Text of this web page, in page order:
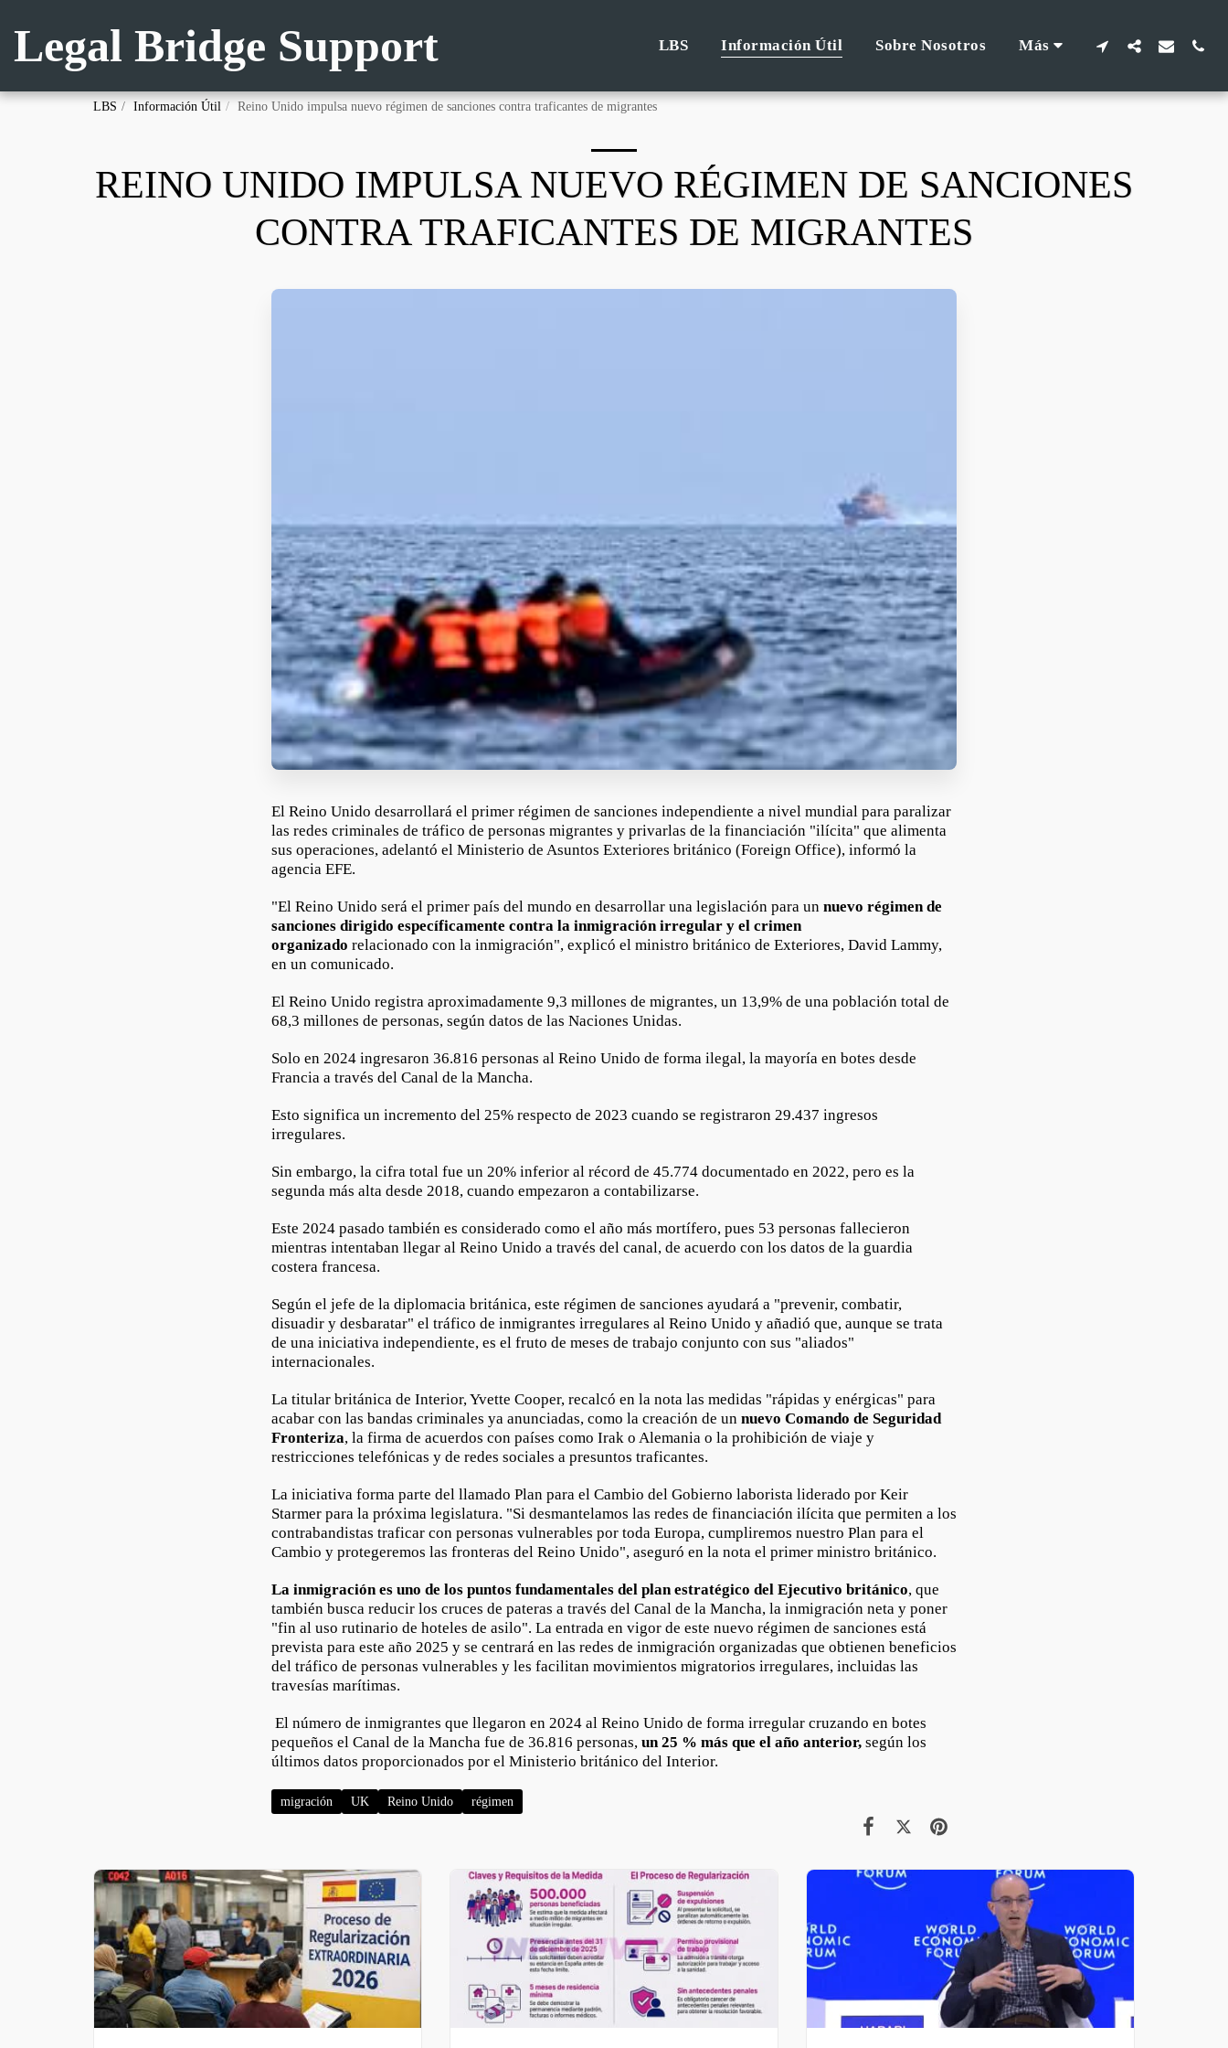
Legal Bridge Support LBS Información Útil Sobre Nosotros Más
LBS Información Útil Reino Unido impulsa nuevo régimen de sanciones contra traficantes de migrantes
REINO UNIDO IMPULSA NUEVO RÉGIMEN DE SANCIONES
CONTRA TRAFICANTES DE MIGRANTES
El Reino Unido desarrollará el primer régimen de sanciones independiente a nivel mundial para paralizar
las redes criminales de tráfico de personas migrantes y privarlas de la financiación "ilícita" que alimenta
sus operaciones, adelantó el Ministerio de Asuntos Exteriores británico (Foreign Office), informó la
agencia EFE.
"El Reino Unido será el primer país del mundo en desarrollar una legislación para un nuevo régimen de
sanciones dirigido específicamente contra la inmigración irregular y el crimen
organizado relacionado con la inmigración", explicó el ministro británico de Exteriores, David Lammy,
en un comunicado.
El Reino Unido registra aproximadamente 9,3 millones de migrantes, un 13,9% de una población total de
68,3 millones de personas, según datos de las Naciones Unidas.
Solo en 2024 ingresaron 36.816 personas al Reino Unido de forma ilegal, la mayoría en botes desde
Francia a través del Canal de la Mancha.
Esto significa un incremento del 25% respecto de 2023 cuando se registraron 29.437 ingresos
irregulares.
Sin embargo, la cifra total fue un 20% inferior al récord de 45.774 documentado en 2022, pero es la
segunda más alta desde 2018, cuando empezaron a contabilizarse.
Este 2024 pasado también es considerado como el año más mortífero, pues 53 personas fallecieron
mientras intentaban llegar al Reino Unido a través del canal, de acuerdo con los datos de la guardia
costera francesa.
Según el jefe de la diplomacia británica, este régimen de sanciones ayudará a "prevenir, combatir,
disuadir y desbaratar" el tráfico de inmigrantes irregulares al Reino Unido y añadió que, aunque se trata
de una iniciativa independiente, es el fruto de meses de trabajo conjunto con sus "aliados"
internacionales.
La titular británica de Interior, Yvette Cooper, recalcó en la nota las medidas "rápidas y enérgicas" para
acabar con las bandas criminales ya anunciadas, como la creación de un nuevo Comando de Seguridad
Fronteriza, la firma de acuerdos con países como Irak o Alemania o la prohibición de viaje y
restricciones telefónicas y de redes sociales a presuntos traficantes.
La iniciativa forma parte del llamado Plan para el Cambio del Gobierno laborista liderado por Keir
Starmer para la próxima legislatura. "Si desmantelamos las redes de financiación ilícita que permiten a los
contrabandistas traficar con personas vulnerables por toda Europa, cumpliremos nuestro Plan para el
Cambio y protegeremos las fronteras del Reino Unido", aseguró en la nota el primer ministro británico.
La inmigración es uno de los puntos fundamentales del plan estratégico del Ejecutivo británico, que
también busca reducir los cruces de pateras a través del Canal de la Mancha, la inmigración neta y poner
"fin al uso rutinario de hoteles de asilo". La entrada en vigor de este nuevo régimen de sanciones está
prevista para este año 2025 y se centrará en las redes de inmigración organizadas que obtienen beneficios
del tráfico de personas vulnerables y les facilitan movimientos migratorios irregulares, incluidas las
travesías marítimas.
El número de inmigrantes que llegaron en 2024 al Reino Unido de forma irregular cruzando en botes
pequeños el Canal de la Mancha fue de 36.816 personas, un 25 % más que el año anterior, según los
últimos datos proporcionados por el Ministerio británico del Interior.
migración UK Reino Unido régimen